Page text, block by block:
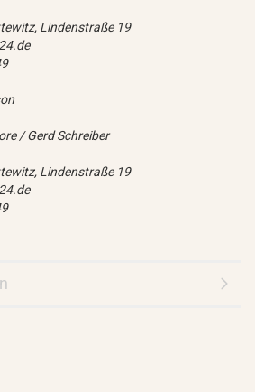
Lindenstraße 19
/ Gerd Schreiber
Lindenstraße 19